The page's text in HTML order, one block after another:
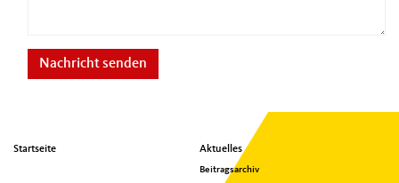
Nachricht senden
Seitenübersicht
Startseite Aktuelles
Beitragsarchiv